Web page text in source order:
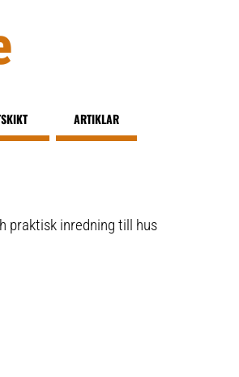
ARTIKLAR
praktisk inredning till hus